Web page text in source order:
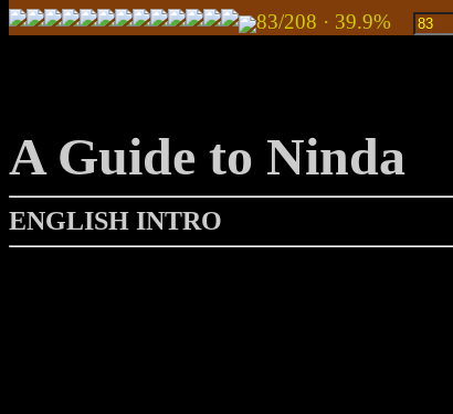
83/208 · 39.9%
A Guide to Ninda
ENGLISH INTRO